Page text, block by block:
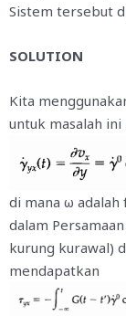
Sistem tersebut
SOLUTION
Kita
untuk masalah
di mana ω
dalam
kurung kurawal)
mendapatkan